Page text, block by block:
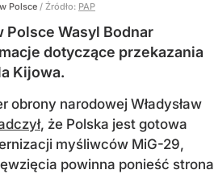
Polsce / Źródło: PAP
Polsce Wasyl Bodnar
dotyczące przekazania
Kijowa.
obrony narodowej Władysław
, że Polska jest gotowa
myśliwców MiG-29,
powinna ponieść strona